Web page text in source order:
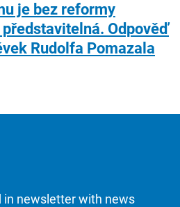
je bez reformy
Odpověď
Rudolfa Pomazala
in newsletter with news